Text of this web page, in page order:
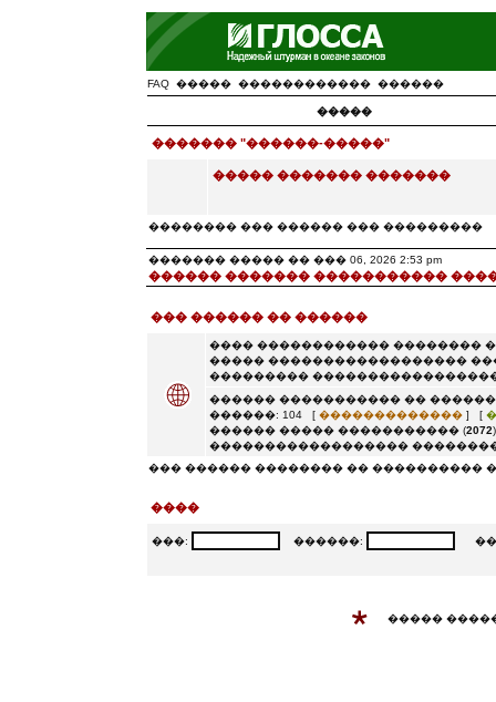
FAQ ����� ������������ ������
�����
������� "������-�����"
����� ������� �������
�������� ��� ������ ��� ���������
������� ����� �� ��� 06, 2026 2:53 pm
������ ������� �����������
��� ������ �� ������
���� ������������ ��������
����� ������������������
���������
������ ����������� ��
������: 104 [ �������������] [
������ ����� ����������� (2072
������������������
��� ������ �������� �� ����������
����
���: ������:
�����